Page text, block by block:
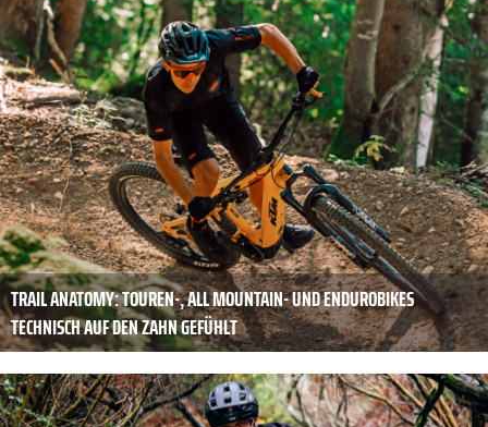
TRAIL ANATOMY: TOUREN-, ALL MOUNTAIN- UND ENDUROBIKES
TECHNISCH AUF DEN ZAHN GEFÜHLT